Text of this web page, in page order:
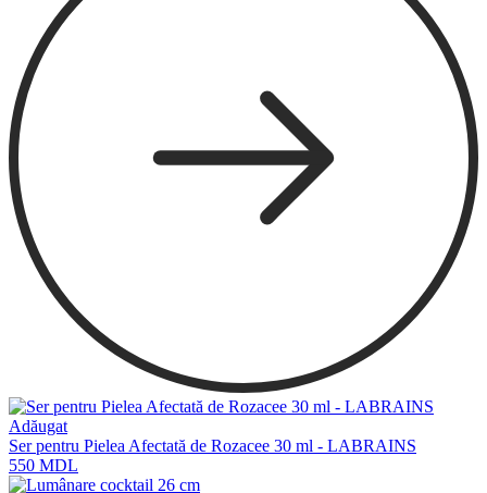
Adăugat
Ser pentru Pielea Afectată de Rozacee 30 ml - LABRAINS
550 MDL